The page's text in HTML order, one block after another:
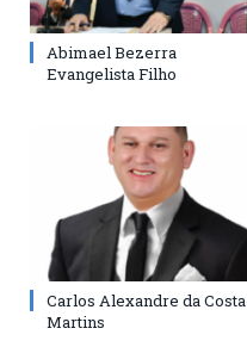
Abimael Bezerra
Evangelista Filho
Carlos Alexandre da Costa
Martins